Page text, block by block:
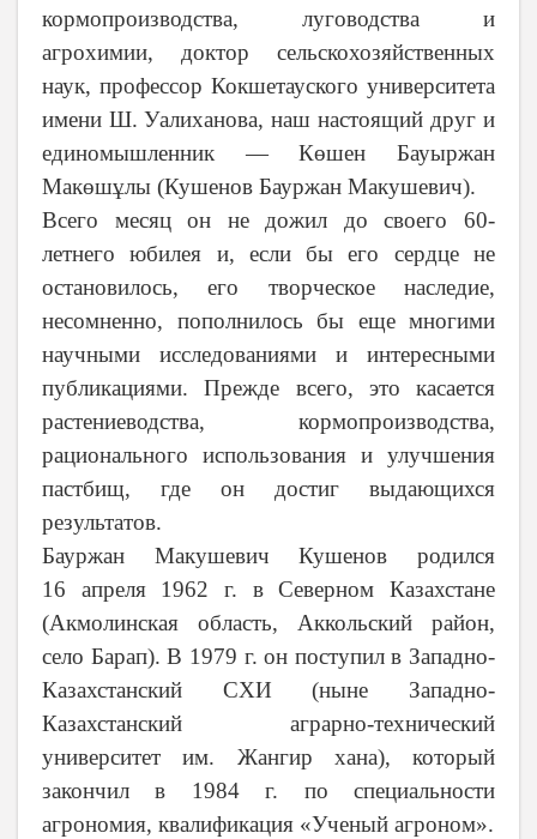
кормопроизводства, луговодства и
агрохимии, доктор сельскохозяйственных
наук, профессор Кокшетауского университета
имени Ш. Уалиханова, наш настоящий друг и
единомышленник — Көшен Бауыржан
Макөшұлы (Кушенов Бауржан Макушевич).
Всего месяц он не дожил до своего 60-
летнего юбилея и, если бы его сердце не
остановилось, его творческое наследие,
несомненно, пополнилось бы еще многими
научными исследованиями и интересными
публикациями. Прежде всего, это касается
растениеводства, кормопроизводства,
рационального использования и улучшения
пастбищ, где он достиг выдающихся
результатов.
Бауржан Макушевич Кушенов родился
16 апреля 1962 г. в Северном Казахстане
(Акмолинская область, Аккольский район,
село Барап). В 1979 г. он поступил в Западно-
Казахстанский СХИ (ныне Западно-
Казахстанский аграрно-технический
университет им. Жангир хана), который
закончил в 1984 г. по специальности
агрономия, квалификация «Ученый агроном».